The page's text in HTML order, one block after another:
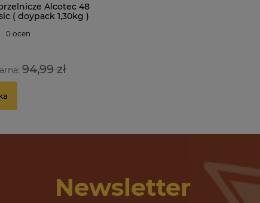
Alcotec 48
( doypack 1,30kg )
0 ocen
94,99 zł
Newsletter